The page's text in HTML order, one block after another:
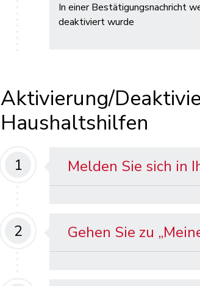
In einer Bestätigungsnachricht
deaktiviert wurde
Aktivierung/
Haushaltshilfen
1 Melden Sie sich in
2 Gehen Sie zu